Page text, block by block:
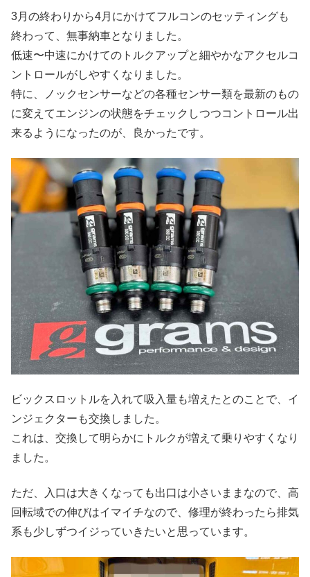
3月の終わりから4月にかけてフルコンのセッティングも
終わって、無事納車となりました。
低速〜中速にかけてのトルクアップと細やかなアクセルコ
ントロールがしやすくなりました。
特に、ノックセンサーなどの各種センサー類を最新のもの
に変えてエンジンの状態をチェックしつつコントロール出
来るようになったのが、良かったです。
ビックスロットルを入れて吸入量も増えたとのことで、イ
ンジェクターも交換しました。
これは、交換して明らかにトルクが増えて乗りやすくなり
ました。
ただ、入口は大きくなっても出口は小さいままなので、高
回転域での伸びはイマイチなので、修理が終わったら排気
系も少しずつイジっていきたいと思っています。